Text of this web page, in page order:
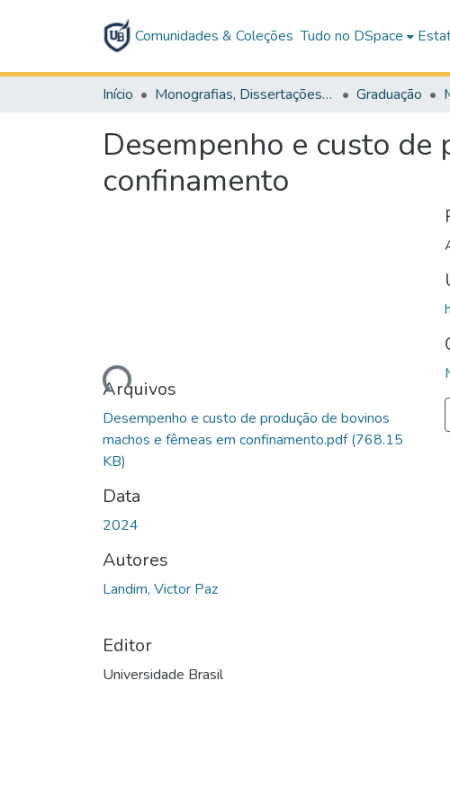
Comunidades & Coleções Tudo no DSpace
Início Monografias, Dissertações e Teses Graduação
Desempenho e custo de
confinamento
Carregando...Arquivos
Desempenho e custo de produção de bovinos
machos e fêmeas em confinamento.pdf(768.15
KB)
Data
2024
Autores
Landim, Victor Paz
Editor
Universidade Brasil